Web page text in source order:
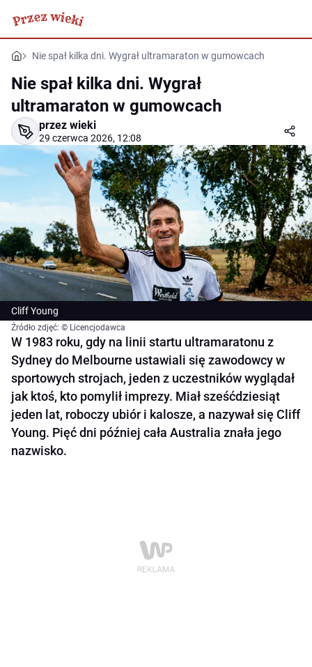
Nie spał kilka dni. Wygrał ultramaraton w gumowcach
Nie spał kilka dni. Wygrał
ultramaraton w gumowcach
przez wieki
29 czerwca 2026, 12:08
Cliff Young
Źródło zdjęć: © Licencjodawca
W 1983 roku, gdy na linii startu ultramaratonu z
Sydney do Melbourne ustawiali się zawodowcy w
sportowych strojach, jeden z uczestników wyglądał
jak ktoś, kto pomylił imprezy. Miał sześćdziesiąt
jeden lat, roboczy ubiór i kalosze, a nazywał się Cliff
Young. Pięć dni później cała Australia znała jego
nazwisko.